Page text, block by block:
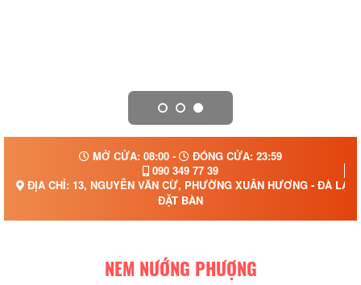
MỞ CỬA: 08:00 -
ĐÓNG CỬA: 23:59
090 349 77 39
ĐỊA CHỈ: 13, NGUYỄN VĂN CỪ, PHƯỜNG XUÂN HƯƠNG - ĐÀ
ĐẶT BÀN
NEM NƯỚNG PHƯỢNG